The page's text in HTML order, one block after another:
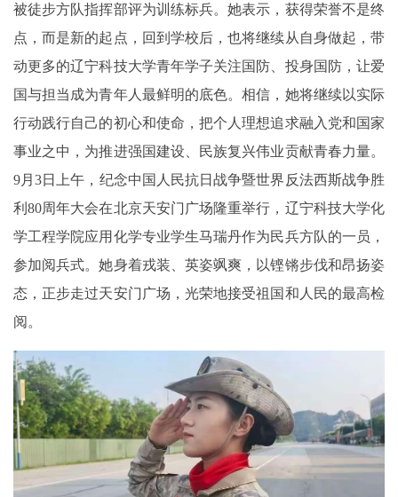
被徒步方队指挥部评为训练标兵。她表示，获得荣誉不是终
点，而是新的起点，回到学校后，也将继续从自身做起，带
动更多的辽宁科技大学青年学子关注国防、投身国防，让爱
国与担当成为青年人最鲜明的底色。相信，她将继续以实际
行动践行自己的初心和使命，把个人理想追求融入党和国家
事业之中，为推进强国建设、民族复兴伟业贡献青春力量。
9月3日上午，纪念中国人民抗日战争暨世界反法西斯战争胜
利80周年大会在北京天安门广场隆重举行，辽宁科技大学化
学工程学院应用化学专业学生马瑞丹作为民兵方队的一员，
参加阅兵式。她身着戎装、英姿飒爽，以铿锵步伐和昂扬姿
态，正步走过天安门广场，光荣地接受祖国和人民的最高检
阅。